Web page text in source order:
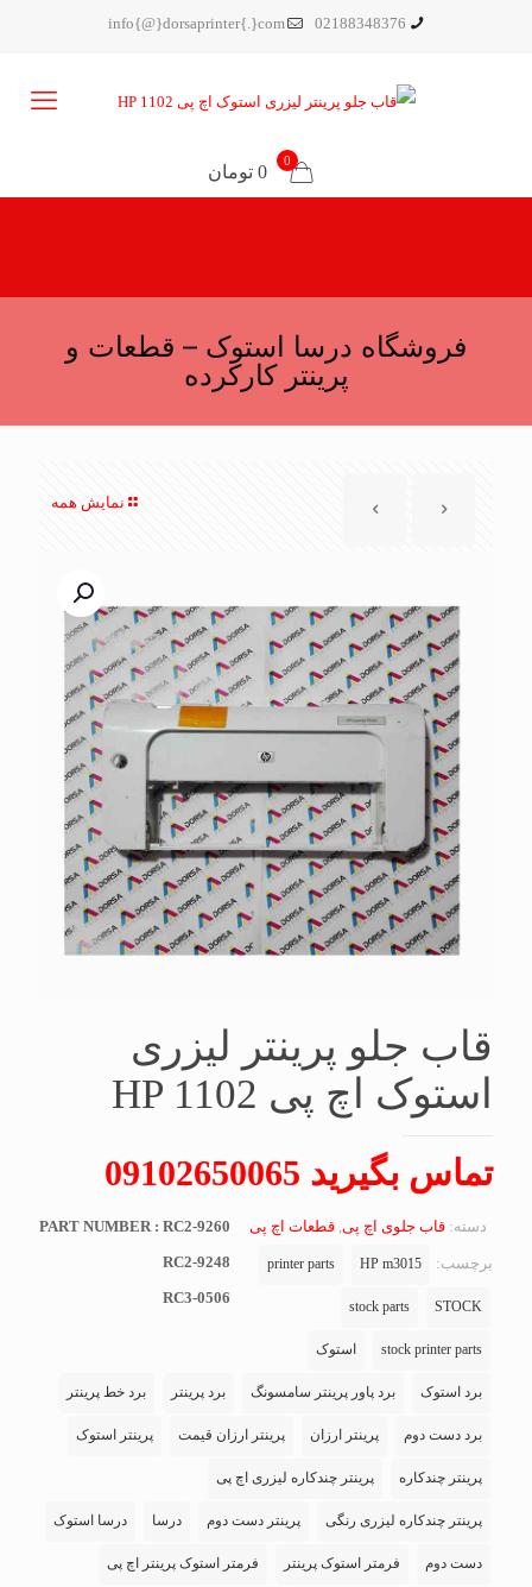
02188348376
info{@}dorsaprinter{.}com
0
0 تومان
فروشگاه درسا استوک – قطعات و
پرینتر کارکرده
نمایش همه
قاب جلو پرینتر لیزری
استوک اچ پی HP 1102
تماس بگیرید 09102650065
PART NUMBER : RC2-9260
RC2-9248
RC3-0506
دسته: قاب جلوی اچ پی, قطعات اچ پی
برچسب: HP m3015
printer parts
STOCK
stock parts
stock printer parts استوک
برد استوک برد پاور پرینتر سامسونگ برد پرینتر برد خط پرینتر
برد دست دوم پرینتر ارزان پرینتر ارزان قیمت پرینتر استوک
پرینتر چندکاره پرینتر چندکاره لیزری اچ پی
پرینتر چندکاره لیزری رنگی پرینتر دست دوم درسا درسا استوک
دست دوم فرمتر استوک پرینتر فرمتر استوک پرینتر اچ پی